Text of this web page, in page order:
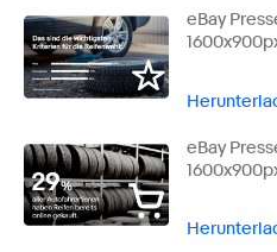
eBay
eBay